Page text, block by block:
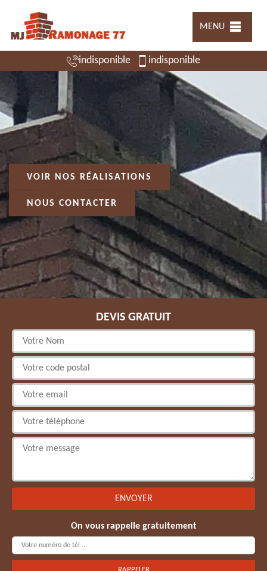
MENU
indisponible indisponible
VOIR NOS RÉALISATIONS
NOUS CONTACTER
DEVIS GRATUIT
On vous rappelle gratuitement